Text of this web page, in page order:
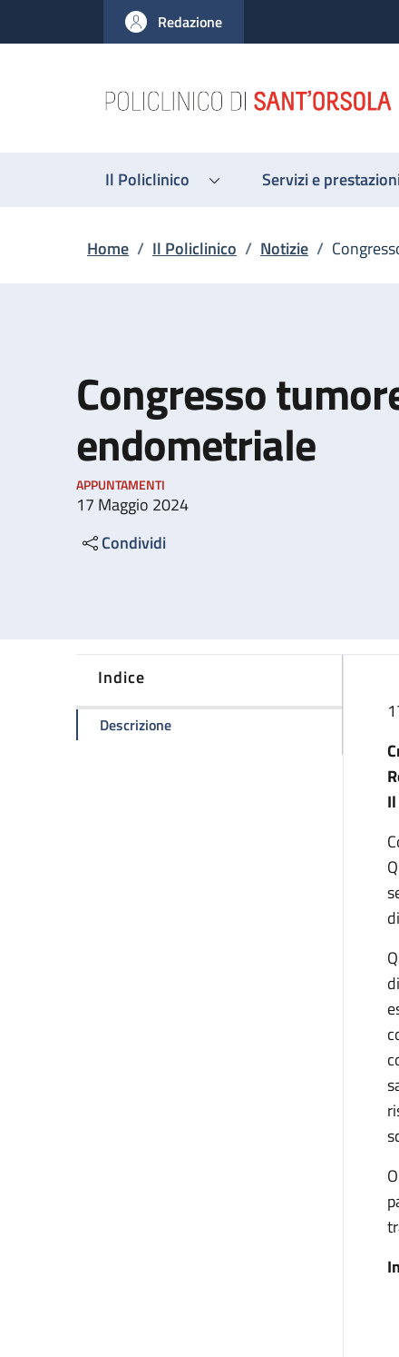
al contenuto principale
to footer content
Redazione
Il Policlinico Servizi e
Briciole di pane
Home / Il Policlinico / Notizie /
Congresso
endometriale
APPUNTAMENTI
17 Maggio 2024
Condividi
Indice
Descrizionedella pagina Congresso tumore